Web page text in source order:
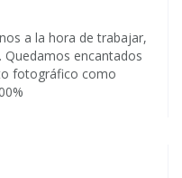
a la hora de trabajar,
encantados
fotográfico como